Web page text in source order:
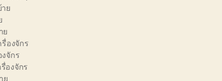
าย
ย
รื่องจักร
งจักร
รื่องจักร
ย